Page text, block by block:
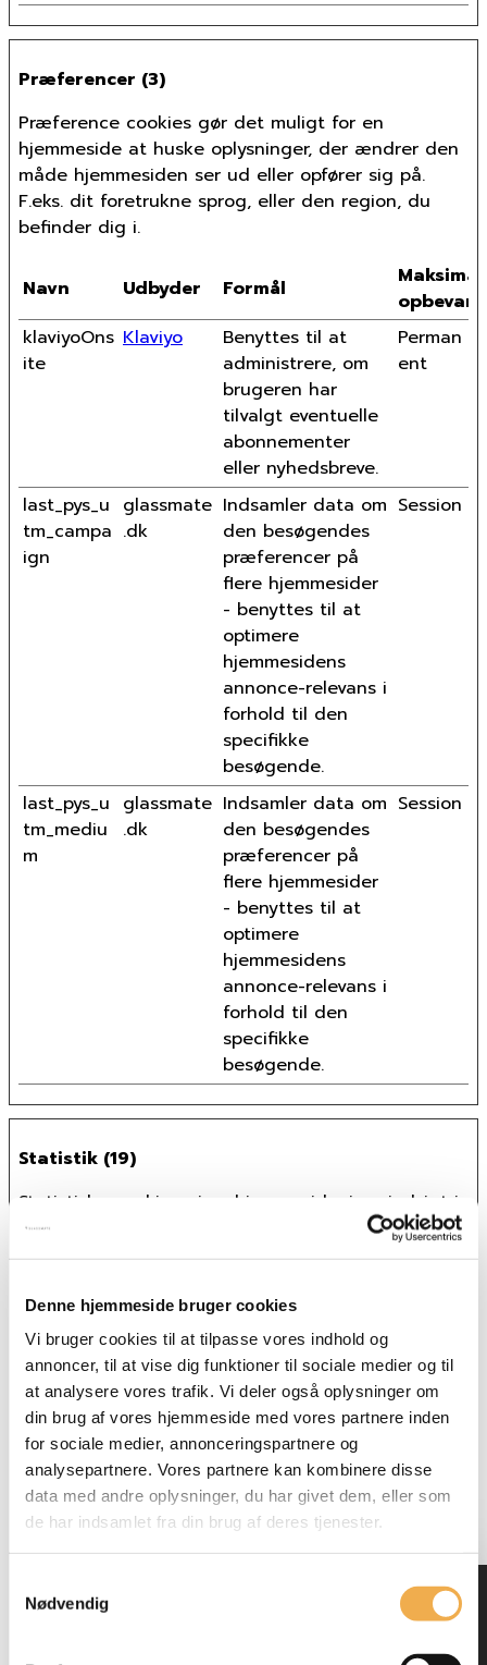
Denne hjemmeside bruger cookies
Vi bruger cookies til at tilpasse vores indhold og
annoncer, til at vise dig funktioner til sociale medier og til
at analysere vores trafik. Vi deler også oplysninger om
din brug af vores hjemmeside med vores partnere inden
for sociale medier, annonceringspartnere og
analysepartnere. Vores partnere kan kombinere disse
data med andre oplysninger, du har givet dem, eller som
de har indsamlet fra din brug af deres tjenester.
Nødvendig
Præferencer (3)
Præference cookies gør det muligt for en
hjemmeside at huske oplysninger, der ændrer den
måde hjemmesiden ser ud eller opfører sig på.
F.eks. dit foretrukne sprog, eller den region, du
befinder dig i.
Navn Udbyder Formål
Maksimal
klaviyoOns
ite
Klaviyo
Benyttes til at
administrere, om
brugeren har
tilvalgt eventuelle
abonnementer
eller nyhedsbreve.
Perman
ent
last_pys_u
tm_campa
ign
glassmate
.dk
Indsamler data om
den besøgendes
præferencer på
flere hjemmesider
- benyttes til at
optimere
hjemmesidens
annonce-relevans i
forhold til den
specifikke
besøgende.
Session
last_pys_u
tm_mediu
m
glassmate
.dk
Indsamler data om
den besøgendes
præferencer på
flere hjemmesider
- benyttes til at
optimere
hjemmesidens
annonce-relevans i
forhold til den
specifikke
besøgende.
Session
Statistik (19)
Statistiske cookies giver hjemmesideejere indsigt i
brugernes interaktion med hjemmesiden, ved at
indsamle og rapportere oplysninger anonymt.
Navn Udbyder Formål
__kla_id
Klaviyo
Denne cookie
indsamler
informationer
omkring den
besøgende. Disse
informationer
bruges internt på
hjemmesider i
2 år